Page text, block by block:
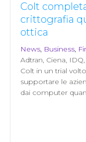
Colt
crittografia
ottica
News, Business,
Adtran, Ciena,
Colt in un trial
supportare le
dai computer